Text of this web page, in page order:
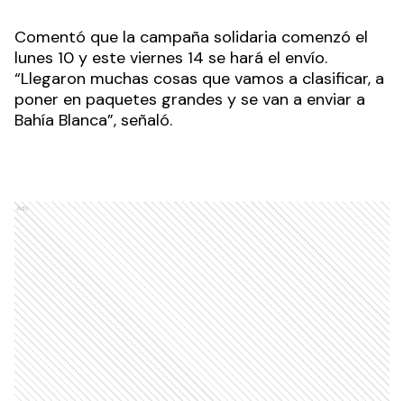
Comentó que la campaña solidaria comenzó el
lunes 10 y este viernes 14 se hará el envío.
“Llegaron muchas cosas que vamos a clasificar, a
poner en paquetes grandes y se van a enviar a
Bahía Blanca”, señaló.
Ads